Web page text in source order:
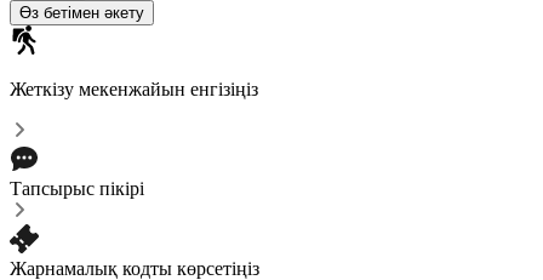
Өз бетімен әкету
Жеткізу мекенжайын енгізіңіз
Тапсырыс пікірі
Жарнамалық кодты көрсетіңіз